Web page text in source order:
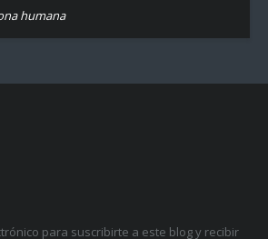
humana
para suscribirte a este blog y recibir